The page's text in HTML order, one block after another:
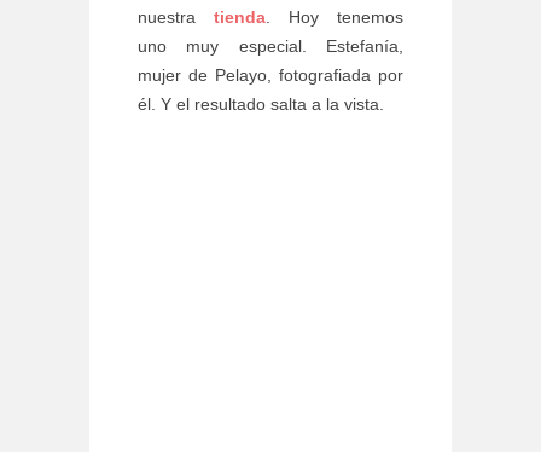
nuestra
tienda. Hoy tenemos
uno muy especial. Estefanía,
mujer de Pelayo, fotografiada por
él. Y el resultado salta a la vista.